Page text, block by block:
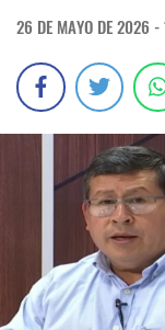
26 DE MAYO DE 2026 -